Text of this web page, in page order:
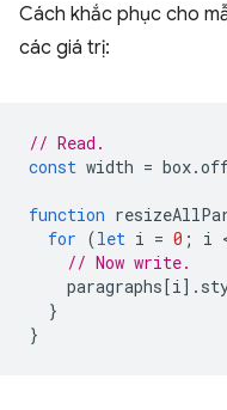
Cách khắc phục cho
các giá trị:
// Read.
const width = box.
function
for (let i = 0 ; i
// Now write.
paragraphs[i].
}
}